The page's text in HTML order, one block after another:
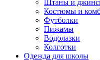
Штаны и
Костюмы и
Футболки
Пижамы
Водолазки
Колготки
Одежда для школы